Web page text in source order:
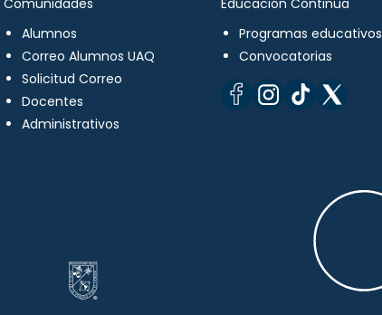
Comunidades
Alumnos
Correo Alumnos UAQ
Solicitud Correo
Docentes
Administrativos
Educación Continua
Programas educativos
Convocatorias